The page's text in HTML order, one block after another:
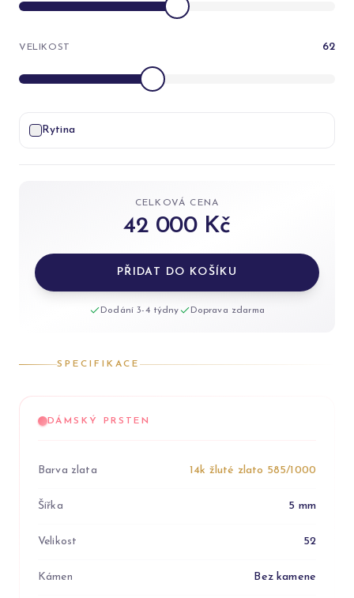
VELIKOST 62
Rytina
CELKOVÁ CENA
42 000 Kč
PŘIDAT DO KOŠÍKU
Dodání 3-4 týdny Doprava zdarma
SPECIFIKACE
DÁMSKÝ PRSTEN
Barva zlata 14k žluté zlato 585/1000
Šířka 5 mm
Velikost 52
Kámen Bez kamene